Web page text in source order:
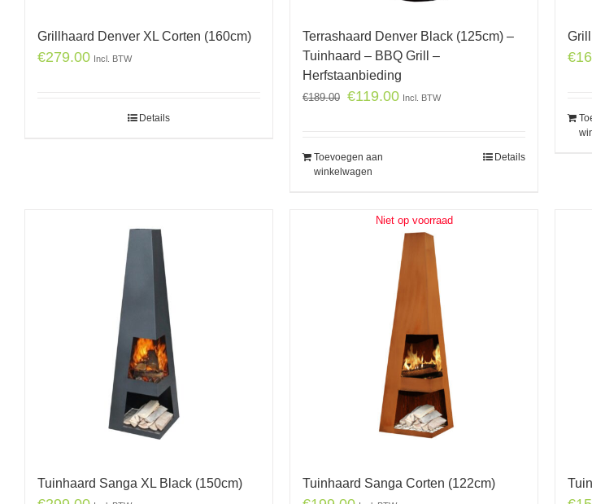
Grillhaard Denver XL Corten (160cm)
€279.00 Incl. BTW
Details
Terrashaard Denver Black (125cm) –
Tuinhaard – BBQ Grill –
Herfstaanbieding
€189.00 €119.00 Incl. BTW
Toevoegen aan
winkelwagen
Details
€
Tuinhaard Sanga XL Black (150cm)
Niet op voorraad
Tuinhaard Sanga Corten (122cm)